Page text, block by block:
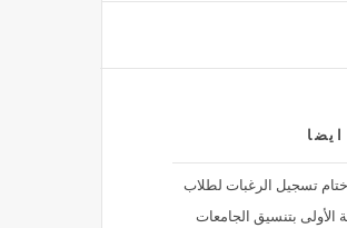
ايضا
ختام تسجيل الرغبات لطلاب
الأولى بتنسيق الجامعات